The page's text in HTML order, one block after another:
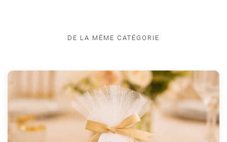
DE LA MÊME CATÉGORIE